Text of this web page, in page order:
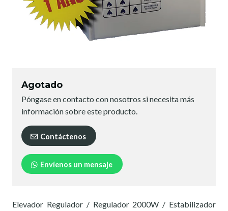
Agotado
Póngase en contacto con nosotros si necesita más
información sobre este producto.
Contáctenos
Envíenos un mensaje
Elevador Regulador / Regulador 2000W / Estabilizador